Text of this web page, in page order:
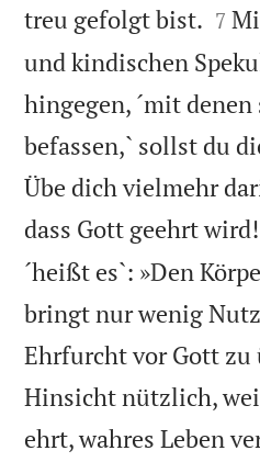
treu gefolgt bist. 

7
und kindischen
hingegen, ´mit
befassen,` sollst du
Übe dich vielmehr
dass Gott geehrt wird!
´heißt es`: »Den
bringt nur wenig
Ehrfurcht vor Gott zu
Hinsicht nützlich,
ehrt, wahres Leben